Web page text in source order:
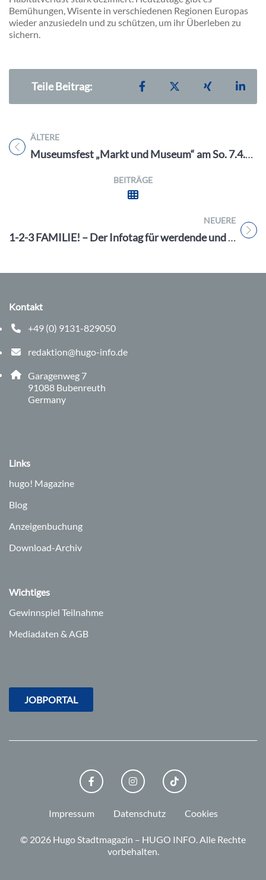
Bemühungen, Wisente in verschiedenen Regionen Europas
wieder anzusiedeln und zu schützen, um ihr Überleben zu
sichern.
Teile Beitrag: Teilen auf Facebook
Teilen auf XTeilen auf
ÄLTERE
Titel für Beitrag
Museumsfest „Markt und Museum“ am So. 7.4.24 im Industriemuseum Lauf
BEITRÄGE
NEUERE
Titel für Beitrag
1-2-3 FAMILIE! – Der Infotag für werdende und junge Eltern am Sa. 20.4. in Erlangen
Kontakt
+49 (0) 9131-829050
Telefonnummer: 0 9 1 3 1 8 2 9 0 5 0
redaktion@hugo-info.de
E-Mail Adresse: redaktion@hugo-info.de
Adresse:
Garagenweg 7
91088 , 9 1 0 8 8
Bubenreuth
Germany
Links
hugo! Magazine
Blog
Anzeigenbuchung
Download-Archiv
Wichtiges
Gewinnspiel Teilnahme
Mediadaten & AGB
JOBPORTAL
FACEBOOKINSTAGRAMTIKTOK
Impressum Datenschutz Cookies
© 2026 Hugo Stadtmagazin – HUGO INFO.Alle Rechte
vorbehalten.